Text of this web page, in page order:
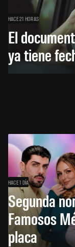
HACE 21 HORAS
El
ya tiene
HACE 1 DÍA
Segunda
Famosos
placa